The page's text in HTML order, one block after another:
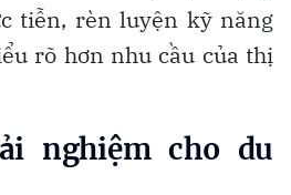
tiễn, rèn luyện kỹ năng
rõ hơn nhu cầu của thị
nghiệm cho du